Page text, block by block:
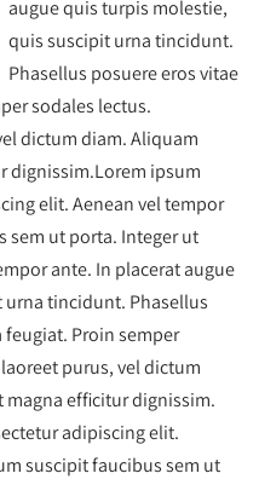
augue quis turpis molestie,
quis suscipit urna tincidunt.
Phasellus posuere eros vitae
sodales lectus.
dictum diam. Aliquam
dignissim.Lorem ipsum
elit. Aenean vel tempor
sem ut porta. Integer ut
ante. In placerat augue
tincidunt. Phasellus
feugiat. Proin semper
purus, vel dictum
efficitur dignissim.
adipiscing elit.
suscipit faucibus sem ut